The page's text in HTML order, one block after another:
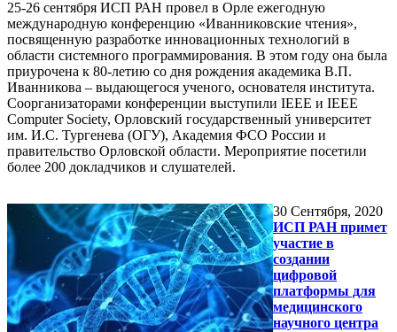
25-26 сентября ИСП РАН провел в Орле ежегодную
международную конференцию «Иванниковские чтения»,
посвященную разработке инновационных технологий в
области системного программирования. В этом году она была
приурочена к 80-летию со дня рождения академика В.П.
Иванникова – выдающегося ученого, основателя института.
Соорганизаторами конференции выступили IEEE и IEEE
Computer Society, Орловский государственный университет
им. И.С. Тургенева (ОГУ), Академия ФСО России и
правительство Орловской области. Мероприятие посетили
более 200 докладчиков и слушателей.
30 Сентября, 2020
ИСП РАН примет
участие в
создании
цифровой
платформы для
медицинского
научного центра